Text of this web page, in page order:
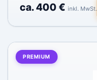
ca. 400 € inkl. MwSt.
PREMIUM